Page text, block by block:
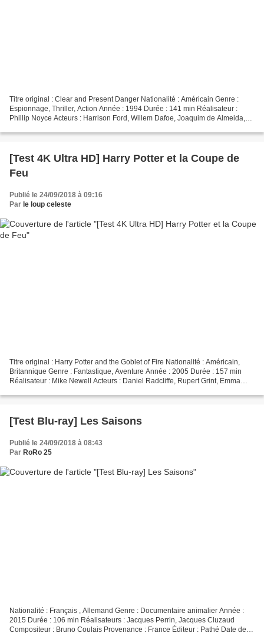
Titre original : Clear and Present Danger Nationalité : Américain Genre :
Espionnage, Thriller, Action Année : 1994 Durée : 141 min Réalisateur :
Phillip Noyce Acteurs : Harrison Ford, Willem Dafoe, Joaquim de Almeida,
[Test 4K Ultra HD] Harry Potter et la Coupe de
Feu
Publié le 24/09/2018 à 09:16
Par le loup celeste
Titre original : Harry Potter and the Goblet of Fire Nationalité : Américain,
Britannique Genre : Fantastique, Aventure Année : 2005 Durée : 157 min
Réalisateur : Mike Newell Acteurs : Daniel Radcliffe, Rupert Grint, Emma
[Test Blu-ray] Les Saisons
Publié le 24/09/2018 à 08:43
Par RoRo 25
Nationalité : Français , Allemand Genre : Documentaire animalier Année :
2015 Durée : 106 min Réalisateurs : Jacques Perrin, Jacques Cluzaud
Compositeur : Bruno Coulais Provenance : France Éditeur : Pathé Date de